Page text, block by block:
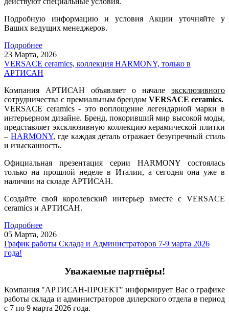
Подробную информацию и условия Акции уточняйте у
Ваших ведущих менеджеров.
Подробнее
23 Марта, 2026
VERSACE ceramics, коллекция HARMONY, только в
АРТИСАН
Компания АРТИСАН объявляет о начале эксклюзивного
сотрудничества с премиальным брендом VERSACE ceramics.
VERSACE ceramics - это воплощение легендарной марки в
интерьерном дизайне. Бренд, покоривший мир высокой моды,
представляет эксклюзивную коллекцию керамической плитки
– HARMONY, где каждая деталь отражает безупречный стиль
и изысканность.
Официальная презентация серии HARMONY состоялась
только на прошлой неделе в Италии, а сегодня она уже в
наличии на складе АРТИСАН.
Создайте свой королевский интерьер вместе с VERSACE
ceramics и АРТИСАН.
Подробнее
05 Марта, 2026
График работы Склада и Администраторов 7-9 марта 2026
года!
Уважаемые партнёры!
Компания "АРТИСАН-ПРОЕКТ" информирует Вас о графике
работы склада и администраторов дилерского отдела в период
с 7 по 9 марта 2026 года.